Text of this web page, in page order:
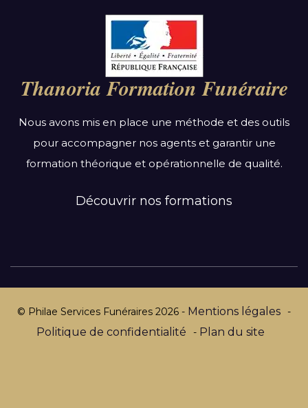
Auvergne-Rhône-Alpes
Bourgogne-Franche-Comté
Bretagne
Centre-Val de Loire
Grand Est
Hauts-de-France
Normandie
Par département :
Thanoria Formation Funéraire
Nous avons mis en place une méthode et des outils
pour accompagner nos agents et garantir une
formation théorique et opérationnelle de qualité.
Découvrir nos formations
© Philae Services Funéraires 2026 - Mentions légales -
Politique de confidentialité - Plan du site